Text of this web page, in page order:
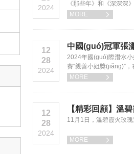
2024
《那些年》和《深深深
MORE

12
28
2024
中國(guó)冠軍張
2024年國(guó)際潛水小
賽“親善小姐獎(jiǎng)”，
MORE

12
28
2024
【精彩回顧】溫
11月1日，溫碧霞火玫
MORE 